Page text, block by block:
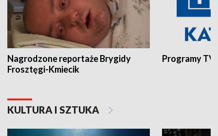
Nagrodzone reportaże Brygidy
Frosztęgi-Kmiecik
Programy
KULTURA I SZTUKA